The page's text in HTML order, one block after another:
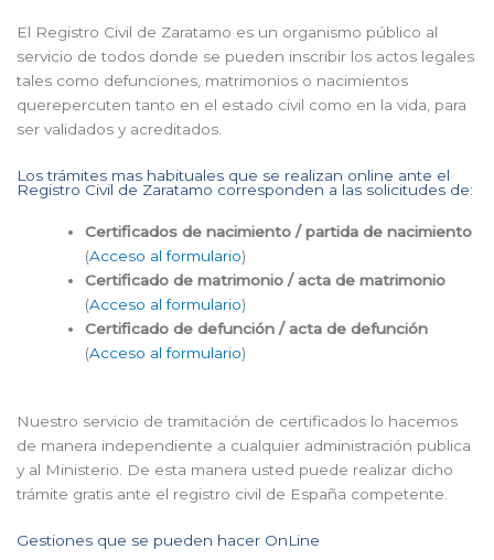
El Registro Civil de Zaratamo es un organismo público al
servicio de todos donde se pueden inscribir los actos legales
tales como defunciones, matrimonios o nacimientos
querepercuten tanto en el estado civil como en la vida, para
ser validados y acreditados.
Los trámites mas habituales que se realizan online ante el
Registro Civil de Zaratamo corresponden a las solicitudes de:
Certificados de nacimiento / partida de nacimiento
(Acceso al formulario)
Certificado de matrimonio / acta de matrimonio
(Acceso al formulario)
Certificado de defunción / acta de defunción
(Acceso al formulario)
Nuestro servicio de tramitación de certificados lo hacemos
de manera independiente a cualquier administración publica
y al Ministerio. De esta manera usted puede realizar dicho
trámite gratis ante el registro civil de España competente.
Gestiones que se pueden hacer OnLine